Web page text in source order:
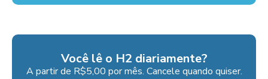
Você lê o H2 diariamente?
A partir de R$5,00 por mês. Cancele quando quiser.